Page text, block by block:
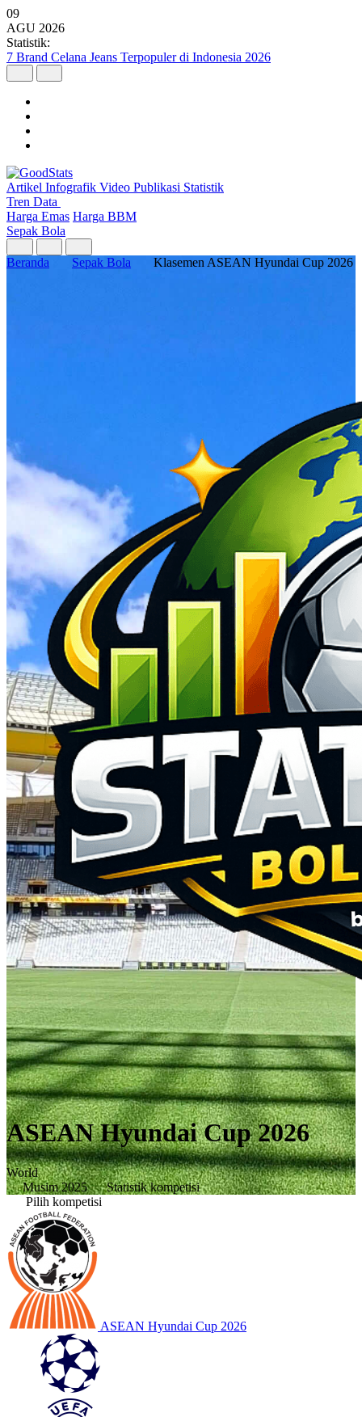
09
AGU 2026
Statistik:
7 Brand Celana Jeans Terpopuler di Indonesia 2026
Artikel Infografik Video Publikasi Statistik
Tren Data
Harga Emas Harga BBM
Sepak Bola
Beranda Sepak Bola Klasemen ASEAN Hyundai Cup 2026
ASEAN Hyundai Cup 2026
World
Musim 2025
Statistik kompetisi
Pilih kompetisi
ASEAN Hyundai Cup 2026